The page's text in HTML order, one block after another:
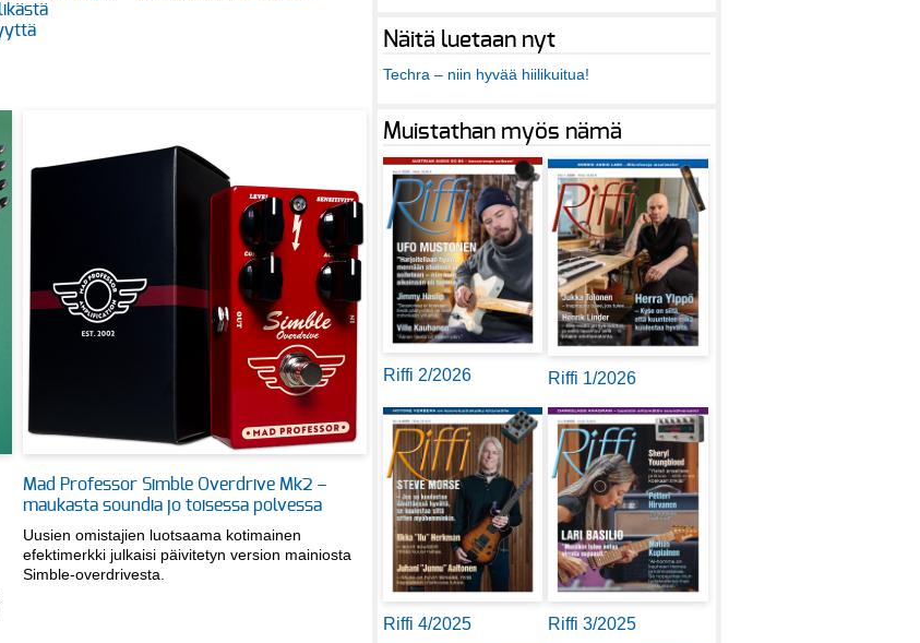
Mad Professor Simble Overdrive Mk2 –
maukasta soundia jo toisessa polvessa
Uusien omistajien luotsaama kotimainen
efektimerkki julkaisi päivitetyn version mainiosta
Simble-overdrivesta.
Näitä luetaan nyt
Techra – niin hyvää hiilikuitua!
Muistathan myös nämä
Riffi 2/2026 Riffi 1/2026
Riffi 4/2025 Riffi 3/2025